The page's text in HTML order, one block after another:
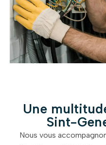
Une
Sint-
Nous vous